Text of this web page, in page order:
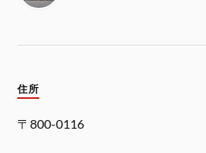
住所
〒800-0116